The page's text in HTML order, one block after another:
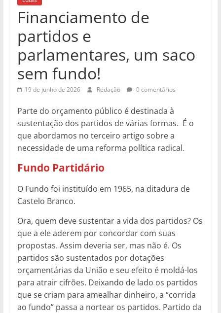
Financiamento de
partidos e
parlamentares, um saco
sem fundo!
19 de junho de 2026 Redação 0 comentários
Parte do orçamento público é destinada à
sustentação dos partidos de várias formas. É o
que abordamos no terceiro artigo sobre a
necessidade de uma reforma política radical.
Fundo Partidário
O Fundo foi instituído em 1965, na ditadura de
Castelo Branco.
Ora, quem deve sustentar a vida dos partidos? Os
que a ele aderem por concordar com suas
propostas. Assim deveria ser, mas não é. Os
partidos são sustentados por dotações
orçamentárias da União e seu efeito é moldá-los
para atrair cifrões. Deixando de lado os partidos
que se criam para amealhar dinheiro, a “corrida
ao fundo” passa a nortear os partidos. Partido da